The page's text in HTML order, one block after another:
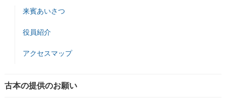
来賓あいさつ
役員紹介
アクセスマップ
古本の提供のお願い